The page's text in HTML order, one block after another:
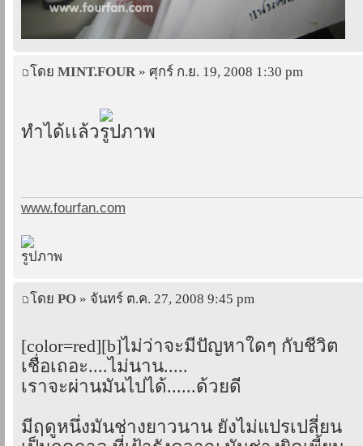
โดย MINT.FOUR » ศุกร์ ก.ย. 19, 2008 1:30 pm
ทำได้เเล้ว
www.fourfan.com
โดย PO » จันทร์ ต.ค. 27, 2008 9:45 pm
[color=red][b]ไม่ว่าจะมีปัญหาใดๆ กับชีวิต
เชื่อเถอะ....ไม่นาน.....
เราจะผ่านมันไปได้......ด้วยดี
มีฤดูหนึ่งมันช่างยาวนาน ยังไม่แปรเปลี่ยน